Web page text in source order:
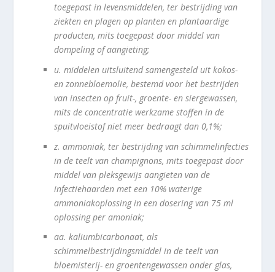
toegepast in levensmiddelen, ter bestrijding van
ziekten en plagen op planten en plantaardige
producten, mits toegepast door middel van
dompeling of aangieting;
u.middelen uitsluitend samengesteld uit kokos-
en zonnebloemolie, bestemd voor het bestrijden
van insecten op fruit-, groente- en siergewassen,
mits de concentratie werkzame stoffen in de
spuitvloeistof niet meer bedraagt dan 0,1%;
z.ammoniak, ter bestrijding van schimmelinfecties
in de teelt van champignons, mits toegepast door
middel van pleksgewijs aangieten van de
infectiehaarden met een 10% waterige
ammoniakoplossing in een dosering van 75 ml
oplossing per amoniak;
aa.kaliumbicarbonaat, als
schimmelbestrijdingsmiddel in de teelt van
bloemisterij- en groentengewassen onder glas,